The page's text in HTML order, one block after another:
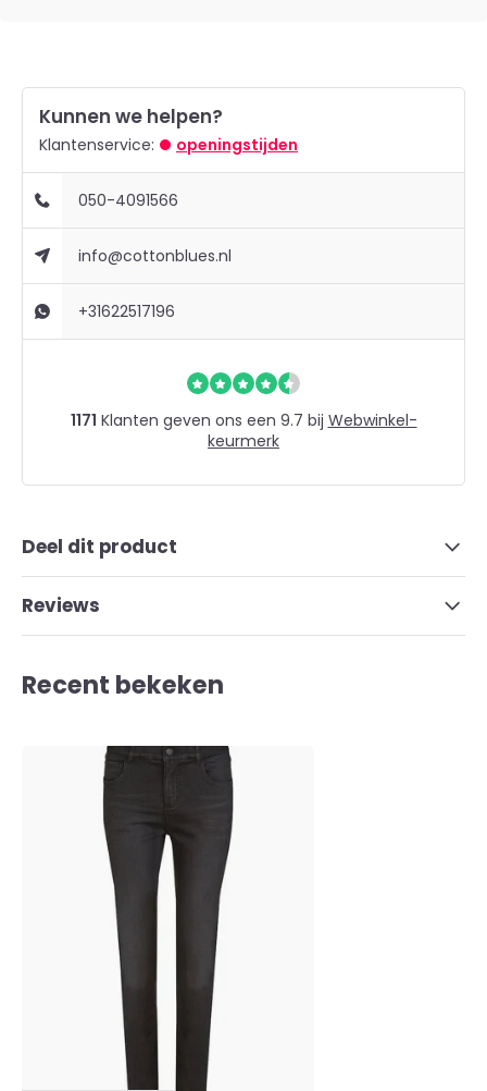
Kunnen we helpen?
Klantenservice: openingstijden
050-4091566
info@cottonblues.nl
+31622517196
1171 Klanten geven ons een 9.7 bij Webwinkel-
keurmerk
Deel dit product
Reviews
Recent bekeken